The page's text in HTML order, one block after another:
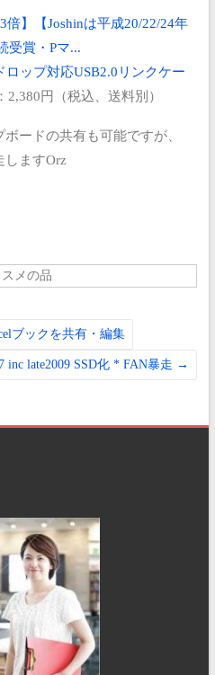
ロップ対応USB2.0リンクケー
2,380円（税込、送料別）
ードの共有も可能ですが、
しますOrz
メの品
ブックを共有・編集
inc late2009 SSD化 * FAN暴走 →